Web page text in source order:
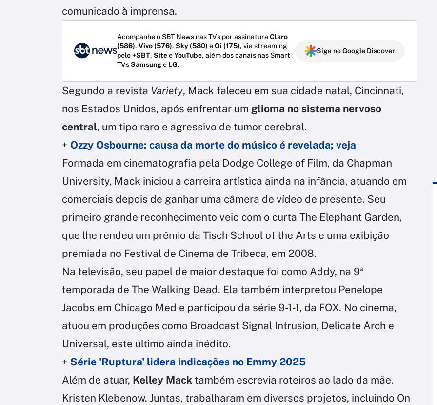
comunicado à imprensa.
Acompanhe o SBT News nas TVs por assinatura Claro
(586), Vivo (576), Sky (580) eOi (175), via streaming
pelo+SBT, SiteeYouTube, além dos canais nas Smart
TVsSamsunge LG.
Siga no Google Discover
Segundo a revista Variety, Mack faleceu em sua cidade natal, Cincinnati,
nos Estados Unidos, após enfrentar um glioma no sistema nervoso
central, um tipo raro e agressivo de tumor cerebral.
+ Ozzy Osbourne: causa da morte do músico é revelada; veja
Formada em cinematografia pela Dodge College of Film, da Chapman
University, Mack iniciou a carreira artística ainda na infância, atuando em
comerciais depois de ganhar uma câmera de vídeo de presente. Seu
primeiro grande reconhecimento veio com o curta The Elephant Garden,
que lhe rendeu um prêmio da Tisch School of the Arts e uma exibição
premiada no Festival de Cinema de Tribeca, em 2008.
Na televisão, seu papel de maior destaque foi como Addy, na 9ª
temporada de The Walking Dead. Ela também interpretou Penelope
Jacobs em Chicago Med e participou da série 9-1-1, da FOX. No cinema,
atuou em produções como Broadcast Signal Intrusion, Delicate Arch e
Universal, este último ainda inédito.
+ Série 'Ruptura' lidera indicações no Emmy 2025
Além de atuar, Kelley Mack também escrevia roteiros ao lado da mãe,
Kristen Klebenow. Juntas, trabalharam em diversos projetos, incluindo On